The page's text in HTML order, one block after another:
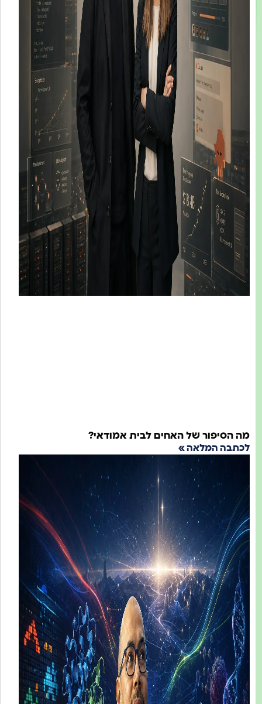
הסיפור של האחים לבית אמודאי?
המלאה »